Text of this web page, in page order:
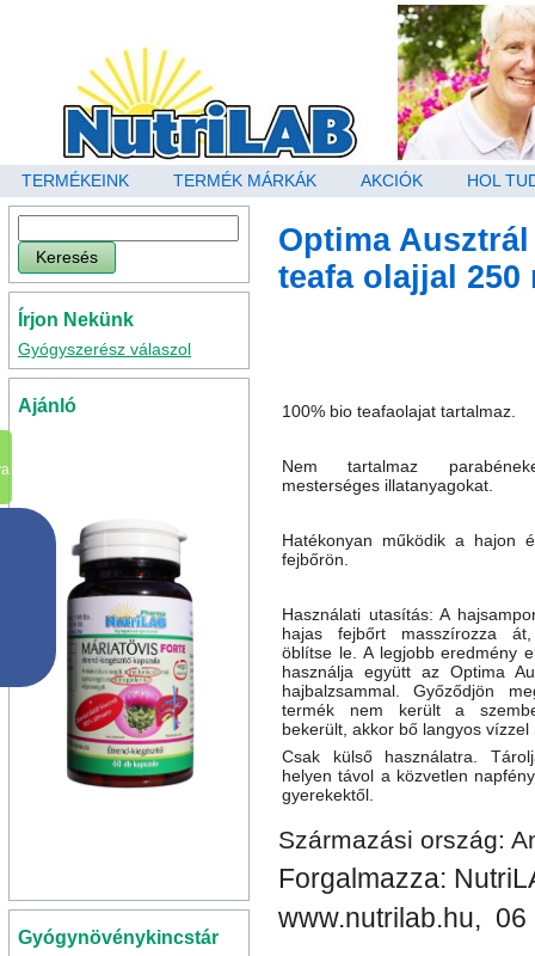
TERMÉKEINK TERMÉK MÁRKÁK AKCIÓK HOL
Írjon Nekünk
Gyógyszerész válaszol
Ajánló
Gyógynövénykincstár
Optima
teafa olajjal 250
100% bio teafaolajat tartalmaz.
Nem tartalmaz
mesterséges illatanyagokat.
Hatékonyan működik a hajon
fejbőrön.
Használati utasítás: A
hajas fejbőrt masszírozza
öblítse le. A legjobb eredmény
használja együtt az Optima
hajbalzsammal. Győződjön
termék nem került a
bekerült, akkor bő langyos vízzel
Csak külső használatra.
helyen távol a közvetlen
gyerekektől.
Származási ország:
Forgalmazza:
www.nutrilab.hu, 06